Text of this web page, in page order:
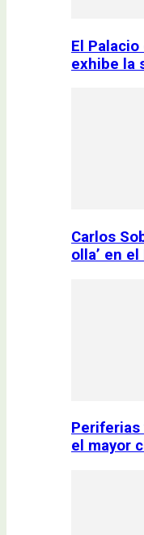
El
exhibe la
Carlos
olla’ en
Periferias
el mayor